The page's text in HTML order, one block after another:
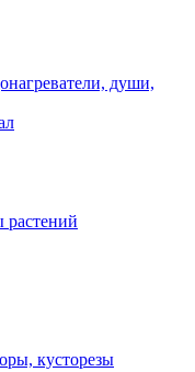
души,
растений
кусторезы